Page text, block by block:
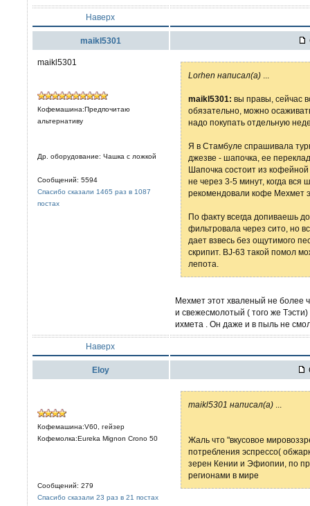
Наверх
maikl5301
maikl5301
Кофемашина:Предпочитаю
альтернативу
Др. оборудование: Чашка с ложкой
Сообщений: 5594
Спасибо сказали 1465 раз в 1087
постах
Lorhen написал(а)
maikl5301: вы правы, сейчас
обязательно, можно
надо покупать отдельную
Я в Стамбуле спрашивала
джезве - шапочка, ее
Шапочка состоит из
не через 3-5 минут, когда
рекомендовали кофе
По факту всегда допиваешь
фильтровала через сито, но
дает взвесь без ощутимого
скрипит. BJ-63 такой помол
лепота.
Мехмет этот хваленый не
и свежесмолотый ( того же Тэсти)
ихмета . Он даже и в пыль не
Наверх
Eloy
Кофемашина:V60, гейзер
Кофемолка:Eureka Mignon Crono 50
Сообщений: 279
Спасибо сказали 23 раз в 21 постах
maikl5301 написал(а)
Жаль что "вкусовое
потребления эспрессо(
зерен Кении и Эфиопии, по
регионами в мире